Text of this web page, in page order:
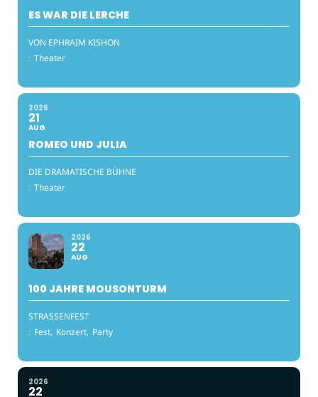
ES WAR DIE LERCHE
VON EPHRAIM KISHON
: Theater
2026
21
AUG
ROMEO UND JULIA
DIE DRAMATISCHE BÜHNE
: Theater
2026
22
AUG
100 JAHRE MOUSONTURM
STRASSENFEST
: Fest, Konzert, Party
2026
22